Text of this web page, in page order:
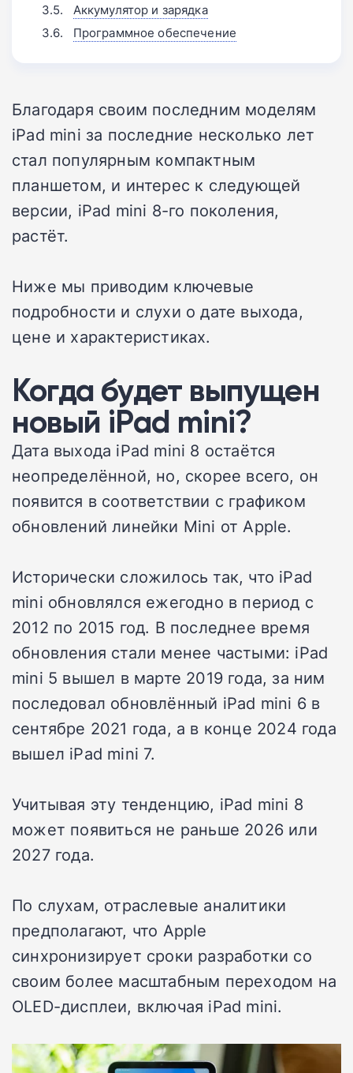
Аккумулятор и зарядка
Программное обеспечение
Благодаря своим последним моделям
iPad mini за последние несколько лет
стал популярным компактным
планшетом, и интерес к следующей
версии, iPad mini 8-го поколения,
растёт.
Ниже мы приводим ключевые
подробности и слухи о дате выхода,
цене и характеристиках.
Когда будет выпущен
новый iPad mini?
Дата выхода iPad mini 8 остаётся
неопределённой, но, скорее всего, он
появится в соответствии с графиком
обновлений линейки Mini от Apple.
Исторически сложилось так, что iPad
mini обновлялся ежегодно в период с
2012 по 2015 год. В последнее время
обновления стали менее частыми: iPad
mini 5 вышел в марте 2019 года, за ним
последовал обновлённый iPad mini 6 в
сентябре 2021 года, а в конце 2024 года
вышел iPad mini 7.
Учитывая эту тенденцию, iPad mini 8
может появиться не раньше 2026 или
2027 года.
По слухам, отраслевые аналитики
предполагают, что Apple
синхронизирует сроки разработки со
своим более масштабным переходом на
OLED-дисплеи, включая iPad mini.